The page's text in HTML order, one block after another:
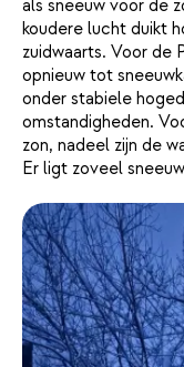
als sneeuw voor de
koudere lucht duikt
zuidwaarts. Voor de
opnieuw tot
onder stabiele
omstandigheden.
zon, nadeel zijn de
Er ligt zoveel